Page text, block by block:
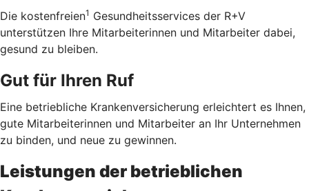
Die kostenfreien1 Gesundheitsservices der R+V
unterstützen Ihre Mitarbeiterinnen und Mitarbeiter dabei,
gesund zu bleiben.
Gut für Ihren Ruf
Eine betriebliche Krankenversicherung erleichtert es Ihnen,
gute Mitarbeiterinnen und Mitarbeiter an Ihr Unternehmen
zu binden, und neue zu gewinnen.
Leistungen der betrieblichen